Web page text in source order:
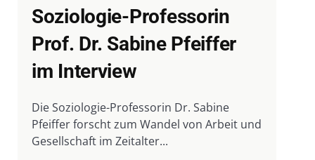
Soziologie-Professorin
Prof. Dr. Sabine Pfeiffer
im Interview
Die Soziologie-Professorin Dr. Sabine
Pfeiffer forscht zum Wandel von Arbeit und
Gesellschaft im Zeitalter...